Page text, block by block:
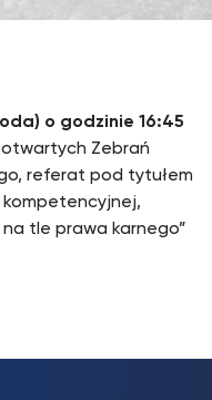
o godzinie 16:45
otwartych Zebrań
referat pod tytułem
kompetencyjnej,
tle prawa karnego”